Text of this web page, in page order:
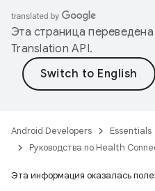
Эта страница
Translation API.
Android Developers Essentials
Руководства по Health
Эта информация оказалась